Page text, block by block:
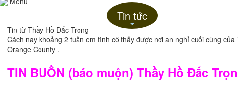
+
Tin tức
Tin từ Thầy Hồ Đắc Trọng
Cách nay khoảng 2 tuần em tình cờ thấy được nơi an nghỉ cuối cùng
Orange County .
TIN BUỒN (báo muộn) Thầy Hồ Đắc